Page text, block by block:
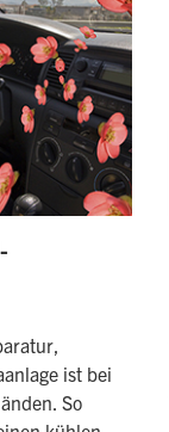
ist bei
So